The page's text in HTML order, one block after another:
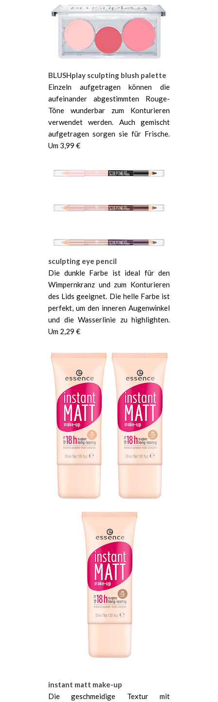
BLUSHplay sculpting blush palette
Einzeln aufgetragen können die
aufeinander abgestimmten Rouge-
Töne wunderbar zum Konturieren
verwendet werden. Auch gemischt
aufgetragen sorgen sie für Frische.
Um 3,99 €
sculpting eye pencil
Die dunkle Farbe ist ideal für den
Wimpernkranz und zum Konturieren
des Lids geeignet. Die helle Farbe ist
perfekt, um den inneren Augenwinkel
und die Wasserlinie zu highlighten.
Um 2,29 €
instant matt make-up
Die geschmeidige Textur mit